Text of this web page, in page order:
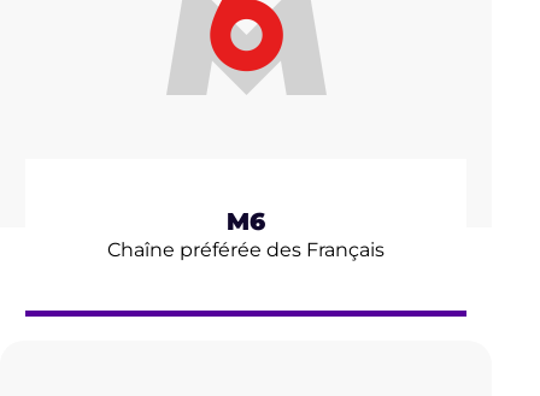
M6
Chaîne préférée des Français